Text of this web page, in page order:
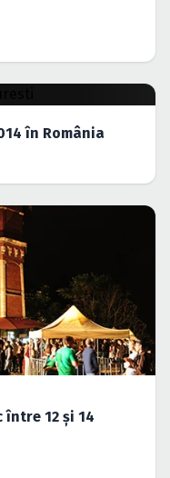
în România
între 12 şi 14